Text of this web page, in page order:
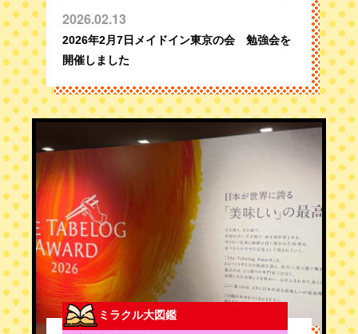
2026.02.13
2026年2月7日メイドイン東京の会 勉強会を
開催しました
ミラクル大図鑑